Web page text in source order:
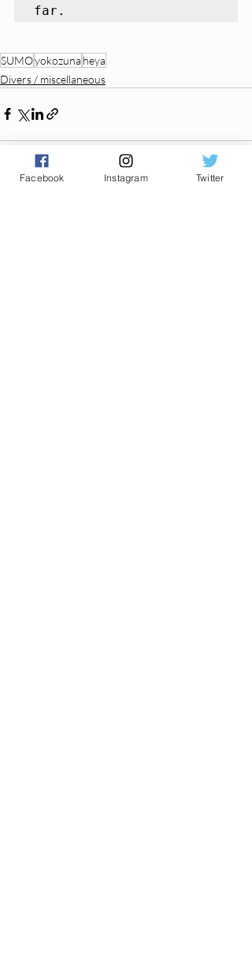
far.
SUMOyokozuna heya
Divers / miscellaneous
Facebook Instagram Twitter